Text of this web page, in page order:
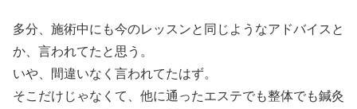
多分、施術中にも今のレッスンと同じようなアドバイスと
か、言われてたと思う。
いや、間違いなく言われてたはず。
そこだけじゃなくて、他に通ったエステでも整体でも鍼灸